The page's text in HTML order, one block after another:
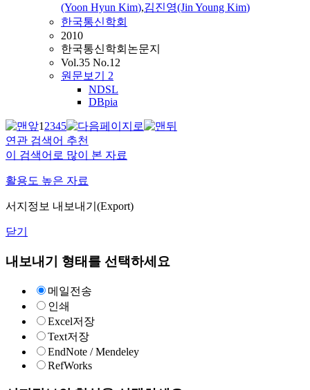
(Yoon Hyun Kim),김진영(Jin Young Kim)
한국통신학회
2010
한국통신학회논문지
Vol.35 No.12
원문보기 2
NDSL
DBpia
12345
연관 검색어 추천
이 검색어로 많이 본 자료
활용도 높은 자료
서지정보 내보내기(Export)
닫기
내보내기 형태를 선택하세요
메일전송
인쇄
Excel저장
Text저장
EndNote / Mendeley
RefWorks